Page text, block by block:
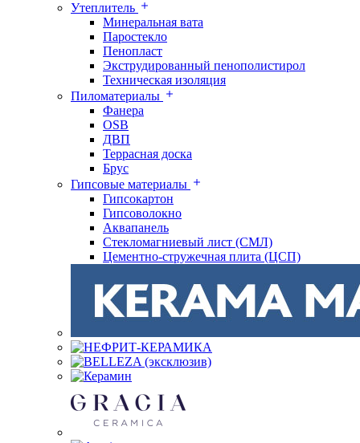
Утеплитель
Минеральная вата
Паростекло
Пенопласт
Экструдированный пенополистирол
Техническая изоляция
Пиломатериалы
Фанера
OSB
ДВП
Террасная доска
Брус
Гипсовые материалы
Гипсокартон
Гипсоволокно
Аквапанель
Стекломагниевый лист (СМЛ)
Цементно-стружечная плита (ЦСП)